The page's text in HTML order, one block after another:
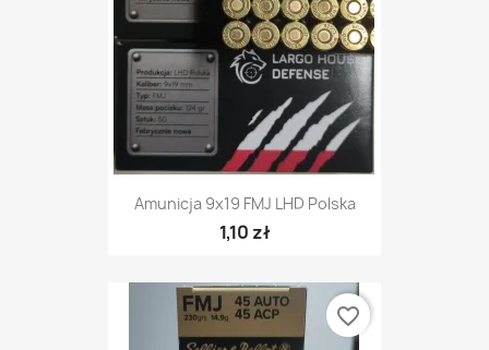
Amunicja 9x19 FMJ LHD Polska
1,10 zł
favorite_border